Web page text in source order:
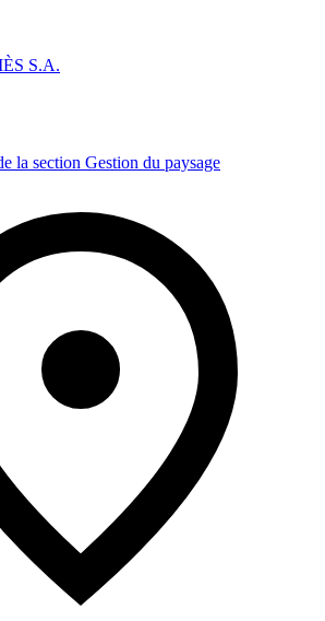
S.A.
la section Gestion du paysage